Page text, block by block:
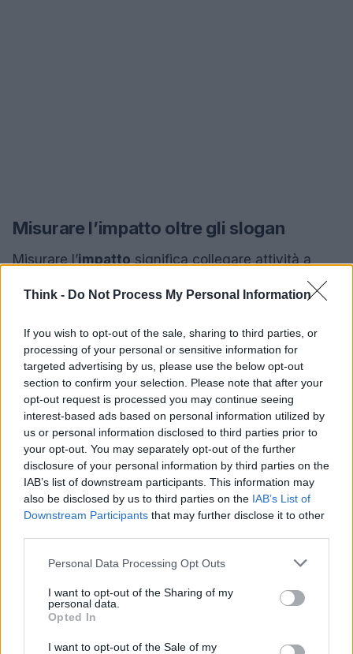
Think - Do Not Process My Personal Information
If you wish to opt-out of the sale, sharing to third parties, or
processing of your personal or sensitive information for
targeted advertising by us, please use the below opt-out
section to confirm your selection. Please note that after your
opt-out request is processed you may continue seeing
interest-based ads based on personal information utilized by
us or personal information disclosed to third parties prior to
your opt-out. You may separately opt-out of the further
disclosure of your personal information by third parties on the
IAB’s list of downstream participants. This information may
also be disclosed by us to third parties on the IAB’s List of
Downstream Participants that may further disclose it to other
Please note that this website/app uses one or more Google
not limited to your visit or usage behaviour. You may click to
grant or deny consent to Google and its third-party tags to
use your data for below specified purposes in below Google
consent section.
Personal Data Processing Opt Outs
I want to opt-out of the Sharing of my
personal data.
Opted In
I want to opt-out of the Sale of my
Misurare l’impatto oltre gli slogan
Misurare l’impattosignifica collegare attività a
metriche combina indicatori dioutput(eventi,
persone coinvolte),outcome (comportamenti,
decisioni adottate) eimpact(benefici ambientali e
sociali). Esempi utili includono:
EnergiakWh risparmiati per intervento.
Mobilitàspostamenti modali cambiati.
Qualità dell’aria
variazioni di inquinanti su
periodi significativi.
Partecipazione tasso di coinvolgimento
continuativo.
Lavalutazionenon è punitiva: serve a imparare. Se
una tattica non funziona, la si adatta; se funziona,
anche parziali, alimenta fiducia e apprendimento
collettivo.